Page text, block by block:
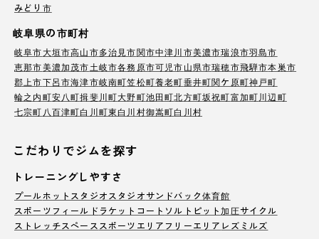
みどり市
岐阜県の市町村
岐阜市大垣市高山市多治見市関市中津川市美濃市瑞浪市羽島市
恵那市美濃加茂市土岐市各務原市可児市山県市瑞穂市飛騨市本巣市
郡上市下呂市海津市岐南町笠松町養老町垂井町関ケ原町神戸町
輪之内町安八町揖斐川町大野町池田町北方町坂祝町富加町川辺町
七宗町 八百津町白川町東白川村御嵩町白川村
こだわりでジムを探す
トレーニングしやすさ
プールホットスタジオ スタジオサンドバック体育館
スポーツフィールド ラケットコート ソルトピット加圧サイクル
ストレッチスペース スポーツエリア フリーエリア レズミルズ